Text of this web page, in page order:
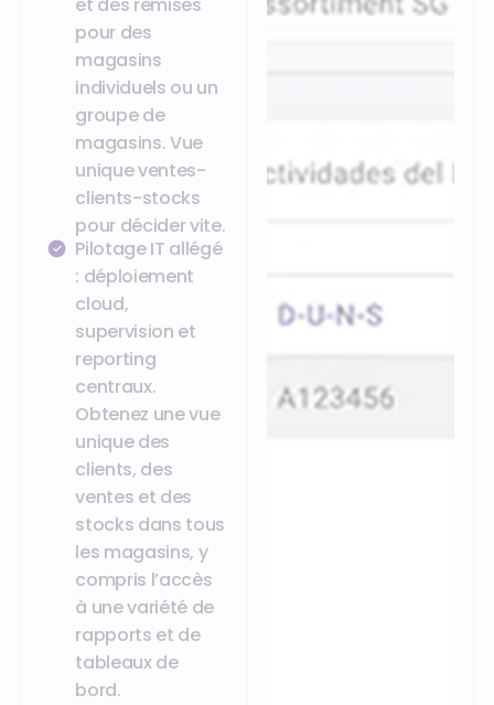
pour des
magasins
individuels ou un
groupe de
magasins. Vue
unique ventes-
clients-stocks
pour décider vite.
Pilotage IT allégé
: déploiement
cloud,
supervision et
reporting
centraux.
Obtenez une vue
unique des
clients, des
ventes et des
stocks dans tous
les magasins, y
compris l’accès
à une variété de
rapports et de
tableaux de
bord.